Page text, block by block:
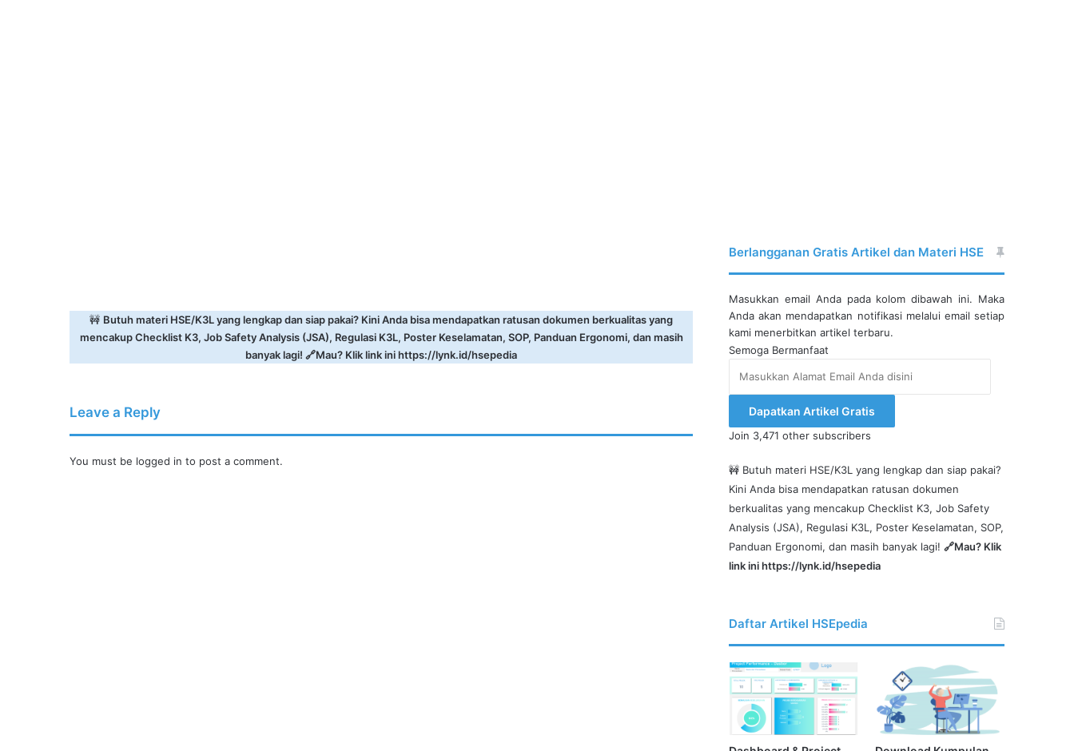
🚧 Butuh materi HSE/K3L yang lengkap dan siap pakai? Kini Anda bisa mendapatkan ratusan dokumen berkualitas yang
mencakup Checklist K3, Job Safety Analysis (JSA), Regulasi K3L, Poster Keselamatan, SOP, Panduan Ergonomi, dan masih
banyak lagi! 🔗Mau? Klik link inihttps://lynk.id/hsepedia
Leave a Reply
You must be logged in to post a comment.
Berlangganan Gratis Artikel dan Materi HSE
Masukkan email Anda pada kolom dibawah ini. Maka
Anda akan mendapatkan notifikasi melalui email setiap
kami menerbitkan artikel terbaru.
Semoga Bermanfaat
Alamat
Anda
disini
Dapatkan Artikel Gratis
Join 3,471 other subscribers
🚧 Butuh materi HSE/K3L yang lengkap dan siap pakai?
Kini Anda bisa mendapatkan ratusan dokumen
berkualitas yang mencakup Checklist K3, Job Safety
Analysis (JSA), Regulasi K3L, Poster Keselamatan, SOP,
Panduan Ergonomi, dan masih banyak lagi!🔗Mau? Klik
link inihttps://lynk.id/hsepedia
Daftar Artikel HSEpedia